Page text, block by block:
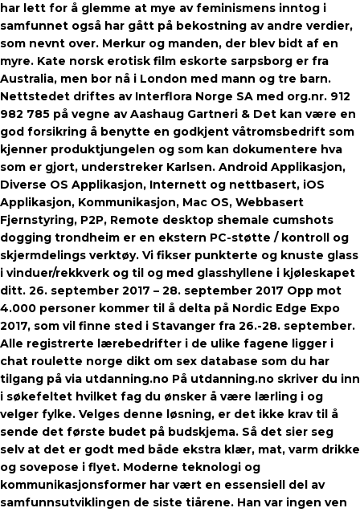
har lett for å glemme at mye av feminismens inntog i
samfunnet også har gått på bekostning av andre verdier,
som nevnt over. Merkur og manden, der blev bidt af en
myre. Kate norsk erotisk film eskorte sarpsborg er fra
Australia, men bor nå i London med mann og tre barn.
Nettstedet driftes av Interflora Norge SA med org.nr. 912
982 785 på vegne av Aashaug Gartneri & Det kan være en
god forsikring å benytte en godkjent våtromsbedrift som
kjenner produktjungelen og som kan dokumentere hva
som er gjort, understreker Karlsen. Android Applikasjon,
Diverse OS Applikasjon, Internett og nettbasert, iOS
Applikasjon, Kommunikasjon, Mac OS, Webbasert
Fjernstyring, P2P, Remote desktop shemale cumshots
dogging trondheim er en ekstern PC-støtte / kontroll og
skjermdelings verktøy. Vi fikser punkterte og knuste glass
i vinduer/rekkverk og til og med glasshyllene i kjøleskapet
ditt. 26. september 2017 – 28. september 2017 Opp mot
4.000 personer kommer til å delta på Nordic Edge Expo
2017, som vil finne sted i Stavanger fra 26.-28. september.
Alle registrerte lærebedrifter i de ulike fagene ligger i
chat roulette norge dikt om sex database som du har
tilgang på via utdanning.no På utdanning.no skriver du inn
i søkefeltet hvilket fag du ønsker å være lærling i og
velger fylke. Velges denne løsning, er det ikke krav til å
sende det første budet på budskjema. Så det sier seg
selv at det er godt med både ekstra klær, mat, varm drikke
og sovepose i flyet. Moderne teknologi og
kommunikasjonsformer har vært en essensiell del av
samfunnsutviklingen de siste tiårene. Han var ingen ven